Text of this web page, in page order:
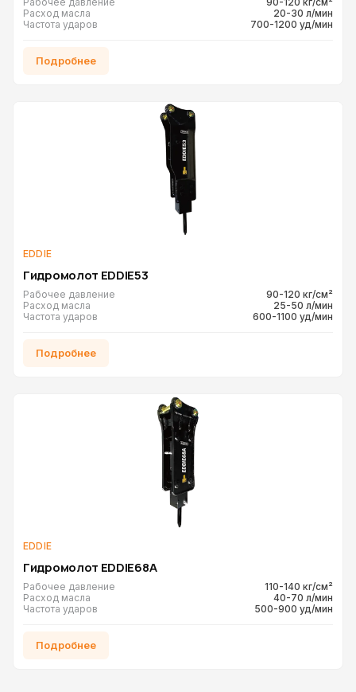
Расход масла
20-30 л/мин
Частота ударов
700-1200 уд/мин
Подробнее
EDDIE
Гидромолот EDDIE53
Рабочее давление
90-120 кг/см²
Расход масла
25-50 л/мин
Частота ударов
600-1100 уд/мин
Подробнее
EDDIE
Гидромолот EDDIE68A
Рабочее давление
110-140 кг/см²
Расход масла
40-70 л/мин
Частота ударов
500-900 уд/мин
Подробнее